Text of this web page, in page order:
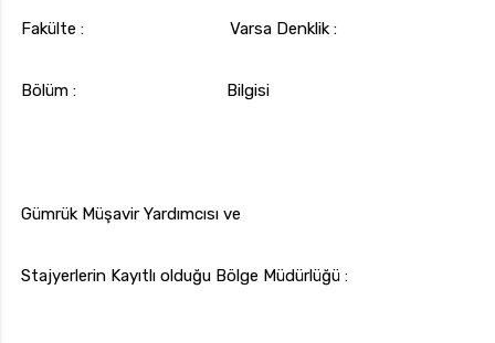
Fakülte : Varsa Denklik :
Bölüm : Bilgisi
Gümrük Müşavir Yardımcısı ve
Stajyerlerin Kayıtlı olduğu Bölge Müdürlüğü :